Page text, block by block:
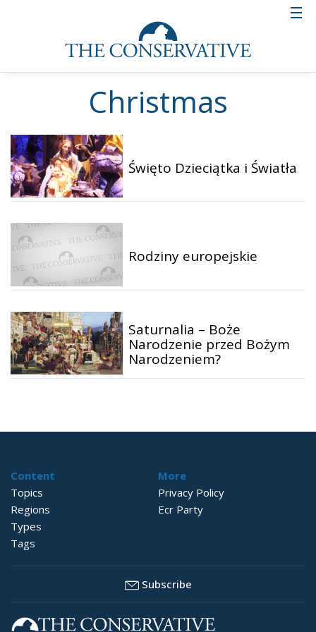
Christmas
Święto Dzieciątka i Światła
Rodziny europejskie
Saturnalia – Boże
Narodzenie przed Bożym
Narodzeniem?
Content
Topics
Regions
Types
Tags
More
Privacy Policy
Ecr Party
Subscribe